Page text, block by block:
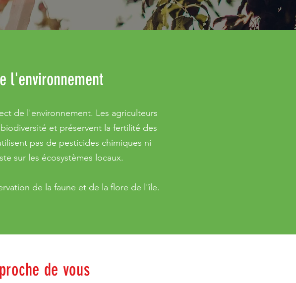
l'environnement
de l'environnement. Les agriculteurs
et préservent la fertilité des
pas de pesticides chimiques ni
sur les écosystèmes locaux.
de la faune et de la flore de l'île.
de vous